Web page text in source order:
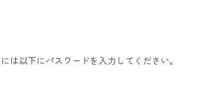
は以下にパスワードを入力してください。